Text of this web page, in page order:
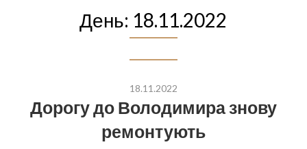
День: 18.11.2022
18.11.2022
Дорогу до Володимира знову
ремонтують